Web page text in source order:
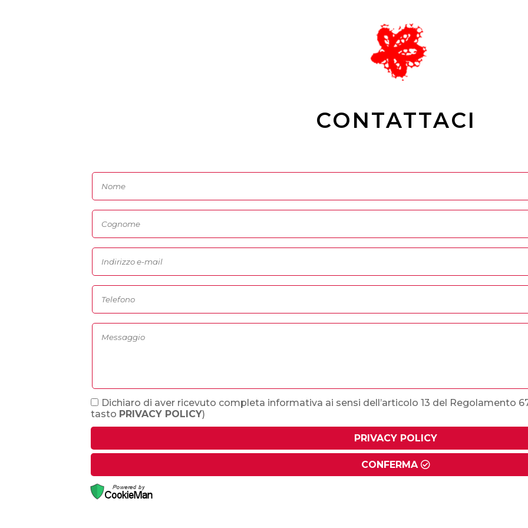
CONTATTACI
Dichiaro di aver ricevuto completa informativa ai sensi dell’articolo 13 del Regolamento
tasto PRIVACY POLICY)
PRIVACY POLICY
CONFERMA